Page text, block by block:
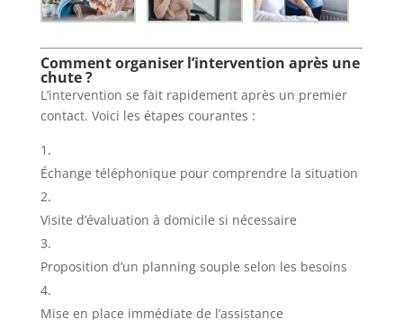
Comment organiser l’intervention après une
chute ?
L’intervention se fait rapidement après un premier
contact. Voici les étapes courantes :
Échange téléphonique pour comprendre la situation
Visite d’évaluation à domicile si nécessaire
Proposition d’un planning souple selon les besoins
Mise en place immédiate de l’assistance